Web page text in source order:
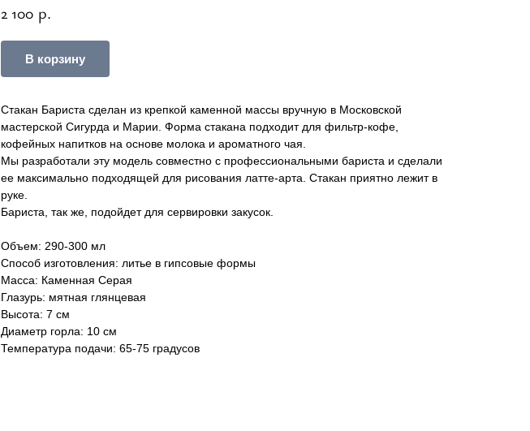
2 100 р.
В корзину
Стакан Бариста сделан из крепкой каменной массы вручную в Московской
мастерской Сигурда и Марии. Форма стакана подходит для фильтр-кофе,
кофейных напитков на основе молока и ароматного чая.
Мы разработали эту модель совместно с профессиональными бариста и сделали
ее максимально подходящей для рисования латте-арта. Стакан приятно лежит в
руке.
Бариста, так же, подойдет для сервировки закусок.
Объем: 290-300 мл
Способ изготовления: литье в гипсовые формы
Масса: Каменная Серая
Глазурь: мятная глянцевая
Высота: 7 см
Диаметр горла: 10 см
Температура подачи: 65-75 градусов